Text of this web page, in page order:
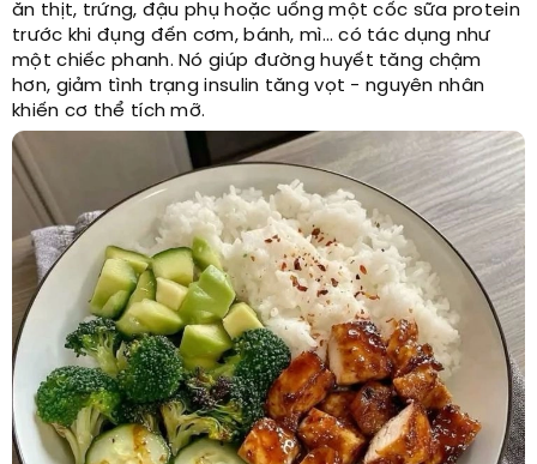
ăn thịt, trứng, đậu phụ hoặc uống một cốc sữa protein
trước khi đụng đến cơm, bánh, mì… có tác dụng như
một chiếc phanh. Nó giúp đường huyết tăng chậm
hơn, giảm tình trạng insulin tăng vọt - nguyên nhân
khiến cơ thể tích mỡ.